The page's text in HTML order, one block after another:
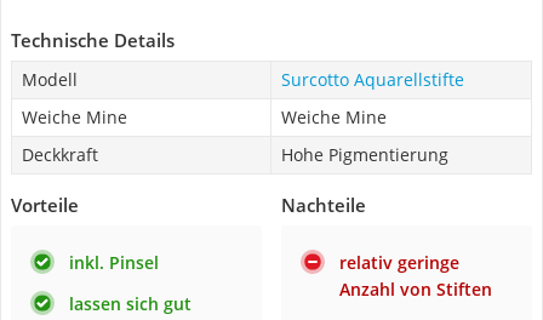
Technische Details
Modell
Surcotto Aquarellstifte
Weiche Mine
Weiche Mine
Deckkraft
Hohe Pigmentierung
Vorteile
inkl. Pinsel
lassen sich gut
Nachteile
relativ geringe
Anzahl von Stiften